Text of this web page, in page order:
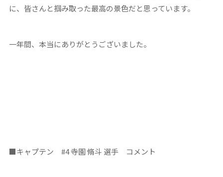
に、皆さんと掴み取った最高の景色だと思っています。
一年間、本当にありがとうございました。
■キャプテン #4寺園 脩斗 選手 コメント